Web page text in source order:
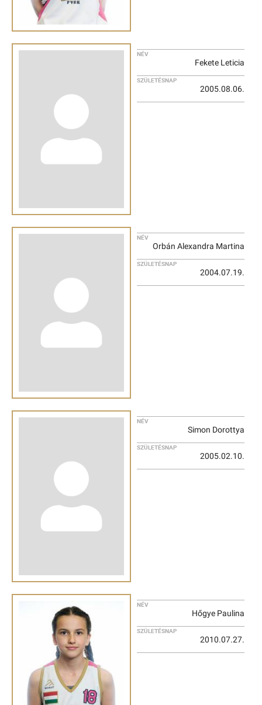
NÉV
Fekete Leticia
SZÜLETÉSNAP
2005.08.06.
NÉV
Orbán Alexandra Martina
SZÜLETÉSNAP
2004.07.19.
NÉV
Simon Dorottya
SZÜLETÉSNAP
2005.02.10.
NÉV
Hőgye Paulina
SZÜLETÉSNAP
2010.07.27.